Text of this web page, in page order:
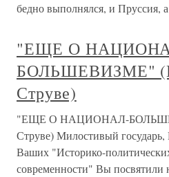
бедно выполнялся, и Пруссия, а
"ЕЩЕ О
БОЛЬШЕВИЗМЕ"
Струве)
"ЕЩЕ О НАЦИОНАЛ-
Струве) Милостивый
Ваших "Историко-
современности" Вы посвятили